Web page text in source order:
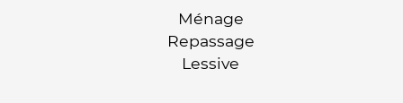
Ménage
Repassage
Lessive